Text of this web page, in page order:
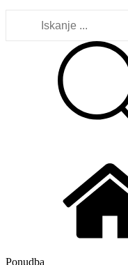
Ponudba